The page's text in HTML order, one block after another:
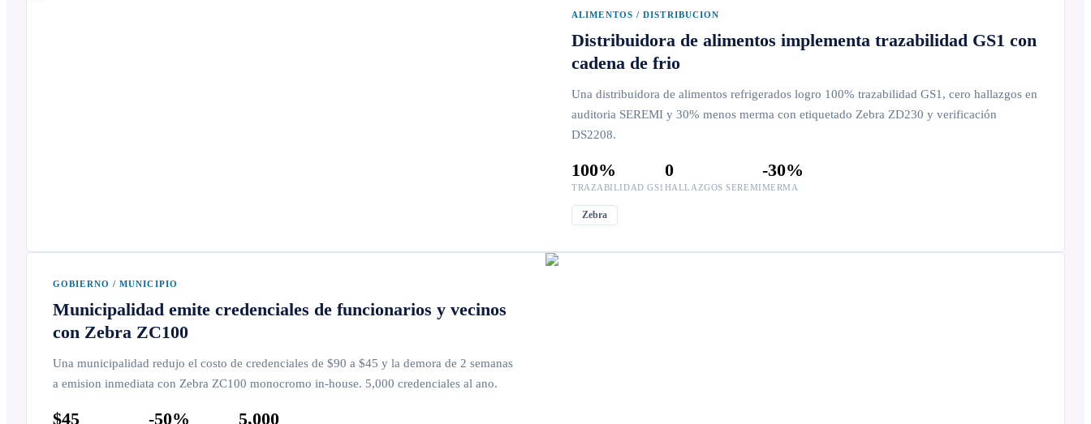
ALIMENTOS / DISTRIBUCION
Distribuidora de alimentos implementa trazabilidad GS1 con
cadena de frio
Una distribuidora de alimentos refrigerados logro 100% trazabilidad GS1, cero hallazgos en
auditoria SEREMI y 30% menos merma con etiquetado Zebra ZD230 y verificación
DS2208.
100%
TRAZABILIDAD GS1
0
HALLAZGOS SEREMI
-30%
MERMA
Zebra
GOBIERNO / MUNICIPIO
Municipalidad emite credenciales de funcionarios y vecinos
con Zebra ZC100
Una municipalidad redujo el costo de credenciales de $90 a $45 y la demora de 2 semanas
a emision inmediata con Zebra ZC100 monocromo in-house. 5,000 credenciales al ano.
$45 -50% 5,000